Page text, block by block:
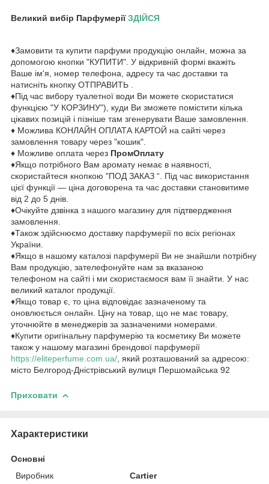
Великий вибір ПарфумеріїЗДІЙСЯ
♦Замовити та купити парфуми продукцію онлайн, можна за
допомогою кнопки "КУПИТИ". У відкривній формі вкажіть
Ваше ім'я, номер телефона, адресу та час доставки та
натисніть кнопку ОТПРАВИТЬ .
♦Під час вибору туалетної води Ви можете скористатися
функцією "У КОРЗИНУ"), куди Ви зможете помістити кілька
цікавих позицій і пізніше там згенерувати Ваше замовлення.
♦ Можлива КОНЛАЙН ОПЛАТА КАРТОЙ на сайті через
замовлення товару через "кошик".
♦ Можливе оплата через ПромОплату
♦Якщо потрібного Вам аромату немає в наявності,
скористайтеся кнопкою "ПОД ЗАКАЗ “. Під час використання
цієї функції — ціна договорена та час доставки становитиме
від 2 до 5 днів.
♦Очікуйте дзвінка з нашого магазину для підтвердження
замовлення.
♦Також здійснюємо доставку парфумерії по всіх регіонах
України.
♦Якщо в нашому каталозі парфумерії Ви не знайшли потрібну
Вам продукцію, зателефонуйте нам за вказаною
телефоном на сайті і ми скористаємося вам її знайти. У нас
великий каталог продукції.
♦Якщо товар є, то ціна відповідає зазначеному та
оновлюється онлайн. Ціну на товар, що не має товару,
уточнюйте в менеджерів за зазначеними номерами.
♦Купити оригінальну парфумерію та косметику Ви можете
також у нашому магазині брендової парфумерії
https://eliteperfume.com.ua/ , який розташований за адресою:
місто Белгород-Дністрівський вулиця Першомайська 92
Приховати
Характеристики
Основні
Виробник
Cartier